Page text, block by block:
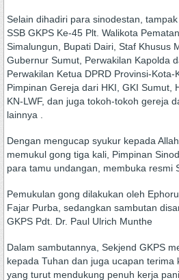
Selain dihadiri para sinodestan,
SSB GKPS Ke-45 Plt. Walikota
Simalungun, Bupati Dairi, Staf Khusus
Gubernur Sumut, Perwakilan Kapolda
Perwakilan Ketua DPRD Provinsi-
Pimpinan Gereja dari HKI, GKI Sumut,
KN-LWF, dan juga tokoh-tokoh gereja
lainnya .
Dengan mengucap syukur kepada
memukul gong tiga kali, Pimpinan
para tamu undangan, membuka resmi
Pemukulan gong dilakukan oleh
Fajar Purba, sedangkan sambutan
GKPS Pdt. Dr. Paul Ulrich Munthe
Dalam sambutannya, Sekjend GKPS
kepada Tuhan dan juga ucapan terima
yang turut mendukung penuh kerja